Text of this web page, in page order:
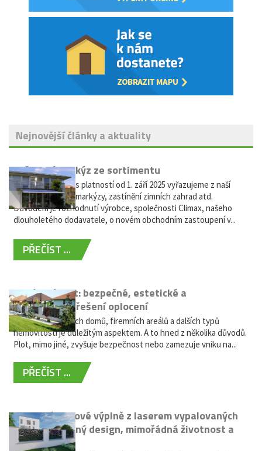
Nejnovější články a aktuality
Vyřazení markýz ze sortimentu
Vážení zákazníci, s platností od 1. září 2025 vyřazujeme z naší
nabídky výsuvné markýzy, zastínění zimních zahrad atd.
Důvodem je rozhodnutí výrobce, společnosti Climax, našeho
dlouholetého dodavatele, o novém obchodním zastoupení v...
PŘEČÍST ...
Hliníkový plot: bezpečné, estetické a
bezúdržbové řešení oplocení
Oplocení rodinných domů, firemních areálů a dalších typů
nemovitostí je důležitým aspektem. A to hned z několika důvodů.
Plot, mimo jiné, zvyšuje bezpečnost nebo zamezuje vniku na...
PŘEČÍST ...
Moderní plotové výplně z laserem vypalovaných
kovů: výjimečný design, mimořádná životnost a
žádná údržba